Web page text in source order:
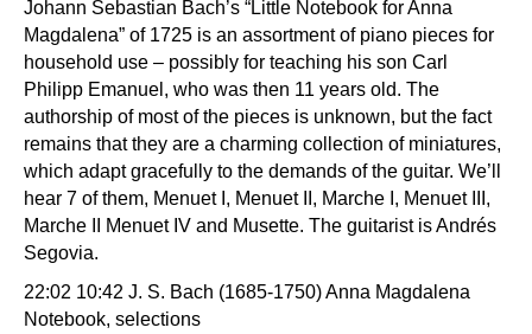
Johann Sebastian Bach’s “Little Notebook for Anna
Magdalena” of 1725 is an assortment of piano pieces for
household use – possibly for teaching his son Carl
Philipp Emanuel, who was then 11 years old. The
authorship of most of the pieces is unknown, but the fact
remains that they are a charming collection of miniatures,
which adapt gracefully to the demands of the guitar. We’ll
hear 7 of them, Menuet I, Menuet II, Marche I, Menuet III,
Marche II Menuet IV and Musette. The guitarist is Andrés
Segovia.
22:02 10:42 J. S. Bach (1685-1750) Anna Magdalena
Notebook, selections